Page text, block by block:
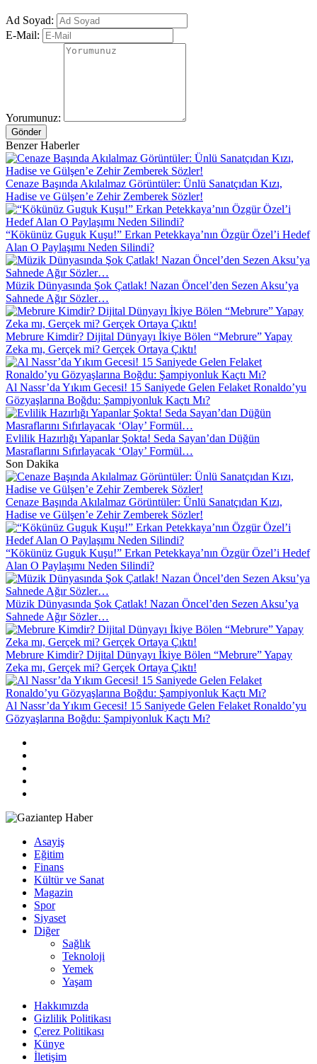
Ad Soyad:
E-Mail:
Yorumunuz:
Gönder
Benzer Haberler
Cenaze Başında Akılalmaz Görüntüler: Ünlü Sanatçıdan Kızı,
Hadise ve Gülşen’e Zehir Zemberek Sözler!
“Kökünüz Guguk Kuşu!” Erkan Petekkaya’nın Özgür Özel’i Hedef
Alan O Paylaşımı Neden Silindi?
Müzik Dünyasında Şok Çatlak! Nazan Öncel’den Sezen Aksu’ya
Sahnede Ağır Sözler…
Mebrure Kimdir? Dijital Dünyayı İkiye Bölen “Mebrure” Yapay
Zeka mı, Gerçek mi? Gerçek Ortaya Çıktı!
Al Nassr’da Yıkım Gecesi! 15 Saniyede Gelen Felaket Ronaldo’yu
Gözyaşlarına Boğdu: Şampiyonluk Kaçtı Mı?
Evlilik Hazırlığı Yapanlar Şokta! Seda Sayan’dan Düğün
Masraflarını Sıfırlayacak ‘Olay’ Formül…
Son Dakika
Cenaze Başında Akılalmaz Görüntüler: Ünlü Sanatçıdan Kızı,
Hadise ve Gülşen’e Zehir Zemberek Sözler!
“Kökünüz Guguk Kuşu!” Erkan Petekkaya’nın Özgür Özel’i Hedef
Alan O Paylaşımı Neden Silindi?
Müzik Dünyasında Şok Çatlak! Nazan Öncel’den Sezen Aksu’ya
Sahnede Ağır Sözler…
Mebrure Kimdir? Dijital Dünyayı İkiye Bölen “Mebrure” Yapay
Zeka mı, Gerçek mi? Gerçek Ortaya Çıktı!
Al Nassr’da Yıkım Gecesi! 15 Saniyede Gelen Felaket Ronaldo’yu
Gözyaşlarına Boğdu: Şampiyonluk Kaçtı Mı?
Asayiş
Eğitim
Finans
Kültür ve Sanat
Magazin
Spor
Siyaset
Diğer
Sağlık
Teknoloji
Yemek
Yaşam
Hakkımızda
Gizlilik Politikası
Çerez Politikası
Künye
İletişim